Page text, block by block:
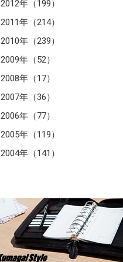
2012年（199）
2011年（214）
2010年（239）
2009年（52）
2008年（17）
2007年（36）
2006年（77）
2005年（119）
2004年（141）